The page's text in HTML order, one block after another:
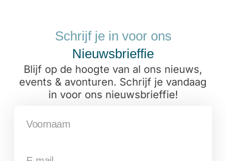
Schrijf je in voor ons
Nieuwsbrieffie
Blijf op de hoogte van al ons nieuws,
events & avonturen. Schrijf je vandaag
in voor ons nieuwsbrieffie!